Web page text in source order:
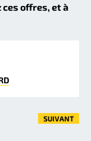
ces offres, et à
SUIVANT